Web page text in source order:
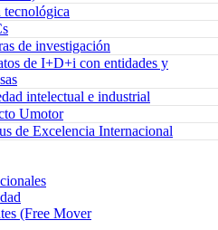
tecnológica
de investigación
de I+D+i con entidades y
intelectual e industrial
Umotor
de Excelencia Internacional
(Free Mover